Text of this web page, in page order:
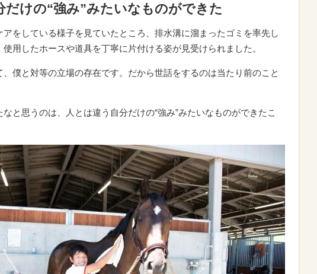
だけの“強み”みたいなものができた
をしている様子を見ていたところ、排水溝に溜まったゴミを率先し
用したホースや道具を丁寧に片付ける姿が見受けられました。
、僕と対等の立場の存在です。だから世話をするのは当たり前のこと
と思うのは、人とは違う自分だけの“強み”みたいなものができたこ